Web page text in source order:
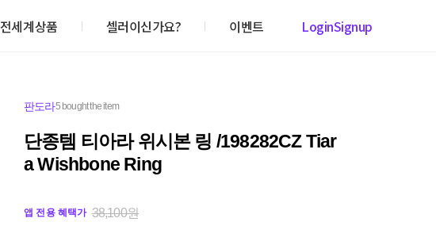
전세계상품 셀러이신가요? 이벤트 LoginSignup
판도라5 bought the item
단종템 티아라 위시본 링 /198282CZ Tiar
a Wishbone Ring
앱 전용 혜택가 38,100원